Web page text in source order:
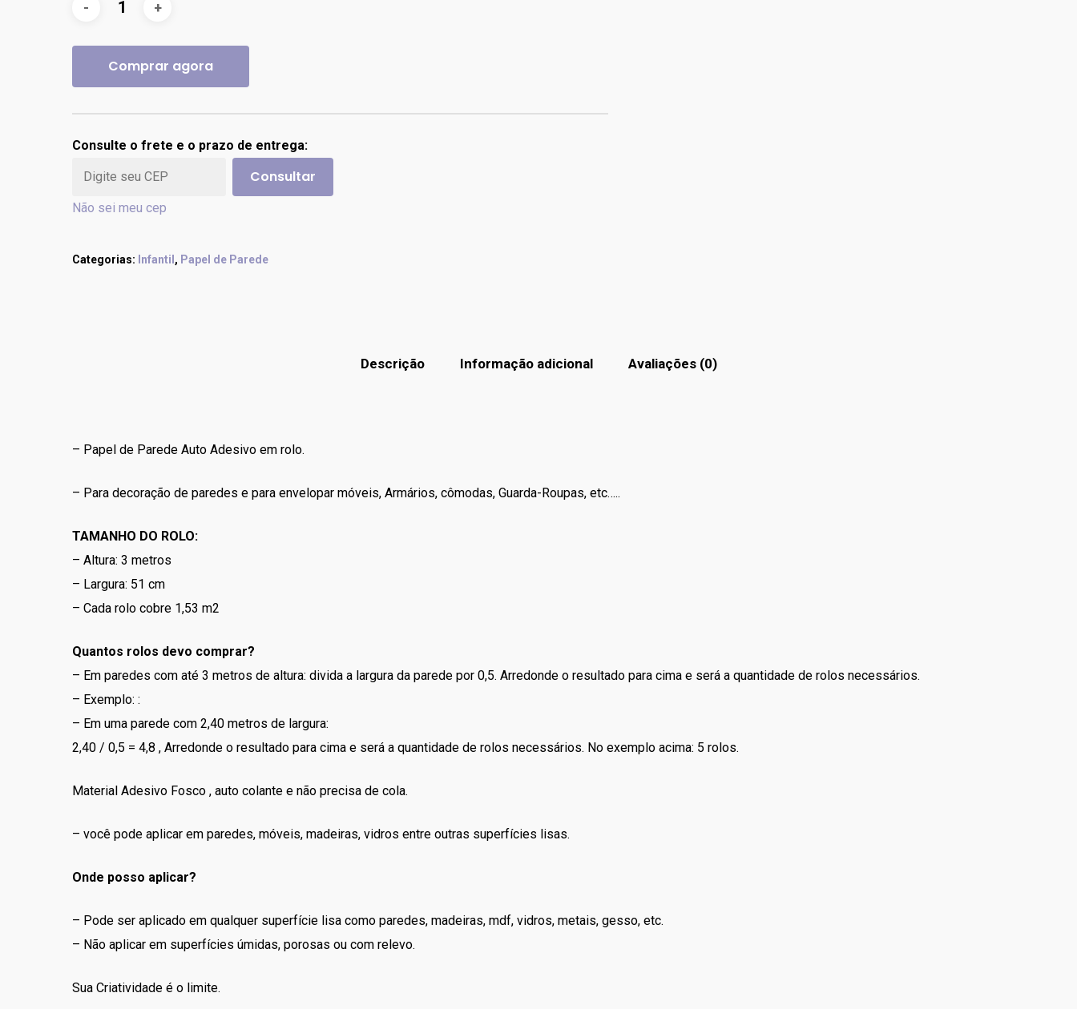
Comprar agora
Consulte o frete e o prazo de entrega:
Consultar
Não sei meu cep
Categorias: Infantil, Papel de Parede
Descrição Informação adicional Avaliações (0)
– Papel de Parede Auto Adesivo em rolo.
– Para decoração de paredes e para envelopar móveis, Armários, cômodas, Guarda-Roupas, etc…..
TAMANHO DO ROLO:
– Altura: 3 metros
– Largura: 51 cm
– Cada rolo cobre 1,53 m2
Quantos rolos devo comprar?
– Em paredes com até 3 metros de altura: divida a largura da parede por 0,5. Arredonde o resultado para cima e será a quantidade de rolos necessários.
– Exemplo: :
– Em uma parede com 2,40 metros de largura:
2,40 / 0,5 = 4,8 , Arredonde o resultado para cima e será a quantidade de rolos necessários. No exemplo acima: 5 rolos.
Material Adesivo Fosco , auto colante e não precisa de cola.
– você pode aplicar em paredes, móveis, madeiras, vidros entre outras superfícies lisas.
Onde posso aplicar?
– Pode ser aplicado em qualquer superfície lisa como paredes, madeiras, mdf, vidros, metais, gesso, etc.
– Não aplicar em superfícies úmidas, porosas ou com relevo.
Sua Criatividade é o limite.